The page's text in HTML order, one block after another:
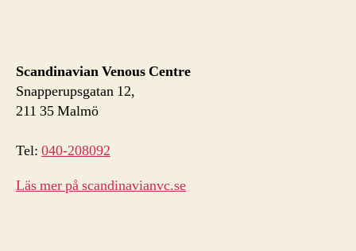
Scandinavian Venous Centre
Snapperupsgatan 12,
211 35 Malmö
Tel: 040-208092
Läs mer på scandinavianvc.se